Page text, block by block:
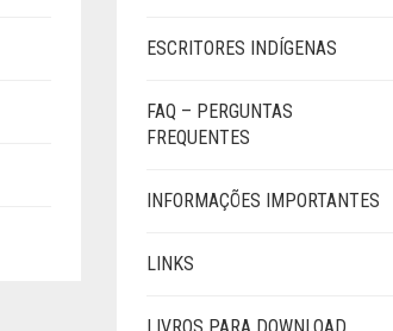
ESCRITORES INDÍGENAS
FAQ – PERGUNTAS
FREQUENTES
INFORMAÇÕES IMPORTANTES
LINKS
LIVROS PARA DOWNLOAD